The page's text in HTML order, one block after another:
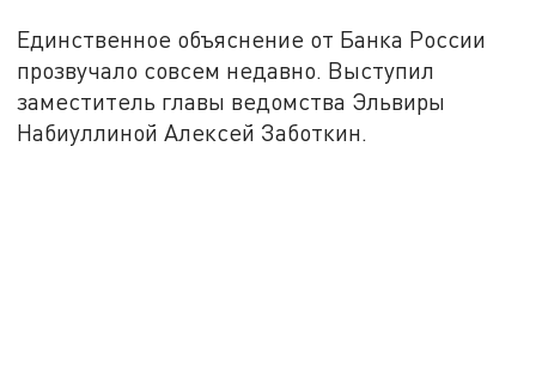
Единственное объяснение от Банка России
прозвучало совсем недавно. Выступил
заместитель главы ведомства Эльвиры
Набиуллиной Алексей Заботкин.